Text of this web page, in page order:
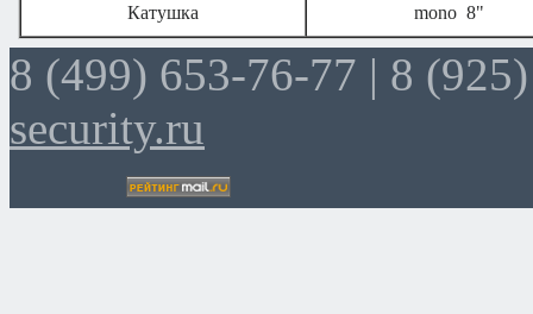
Катушка mono 8"
8 (499) 653-76-77 | 8
security.ru